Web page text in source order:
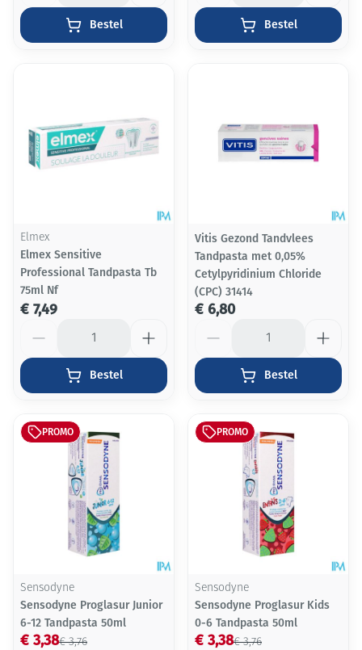
Bestel Bestel
Elmex
Elmex Sensitive
Professional Tandpasta Tb
75ml Nf
€ 7,49
Bestel
Vitis Gezond Tandvlees
Tandpasta met 0,05%
Cetylpyridinium Chloride
(CPC) 31414
€ 6,80
Bestel
PROMO
Sensodyne
Sensodyne Proglasur Junior
6-12 Tandpasta 50ml
€ 3,76
€ 3,38
PROMO
Sensodyne
Sensodyne Proglasur Kids
0-6 Tandpasta 50ml
€ 3,76
€ 3,38